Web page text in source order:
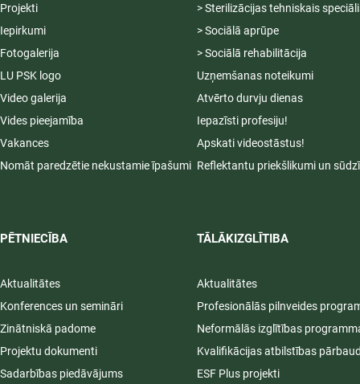
Projekti
Iepirkumi
Fotogalerija
LU PSK logo
Video galerija
Vides pieejamība
Vakances
Nomāt paredzētie nekustamie īpašumi
PĒTNIECĪBA
Aktualitātes
Konferences un semināri
Zinātniskā padome
Projektu dokumenti
Sadarbības piedāvājums
> Sterilizācijas tehniskais
> Sociālā aprūpe
> Sociālā rehabilitācija
Uzņemšanas noteikumi
Atvērto durvju dienas
Iepazīsti profesiju!
Apskati videostāstus!
Reflektantu priekšlikumi un
TĀLĀKIZGLĪTIBA
Aktualitātes
Profesionālās pilnveides
Neformālās izglītības
Kvalifikācijas atbilstības
ESF Plus projekti